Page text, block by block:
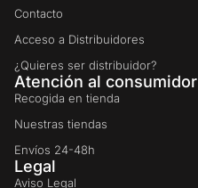
Contacto
Acceso a Distribuidores
¿Quieres ser distribuidor?
Atención al consumidor
Recogida en tienda
Nuestras tiendas
Envíos 24-48h
Legal
Aviso Legal